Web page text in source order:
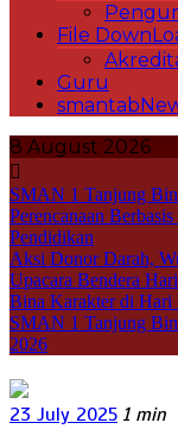
File
Guru
8 August 2026
SMAN 1 Tanjung
Perencanaan
Pendidikan
Aksi Donor Darah,
Upacara Bendera
Bina Karakter di Hari
SMAN 1 Tanjung
2026
23 July 2025 1 min